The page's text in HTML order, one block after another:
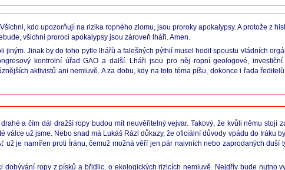
kdo upozorňují na rizika ropného zlomu, jsou proroky apokalypsy. A protože z
všichni proroci apokalypsy jsou zároveň lháři. Amen.
Jinak by do toho pytle lhářů a falešných pýthií musel hodit spoustu vládních
kontrolní úřad GAO a další. Lháři jsou pro něj ropní geologové,
aktivistů ani nemluvě. A za dobu, kdy na toto téma píšu, dokonce i řada
a čím dál dražší ropy budou mít neuvěřitelný vejvar. Takový, že kvůli němu stojí
už jsme. Nebo snad má Lukáš Rázl důkazy, že oficiální důvody vpádu do Iráku
je namířen proti Íránu, čemuž možná věří jen pár naivních nebo zaprodaných duší
ropy z písků a břidlic, o ekologických rizicích nemluvě. Nejdřív bude nutno